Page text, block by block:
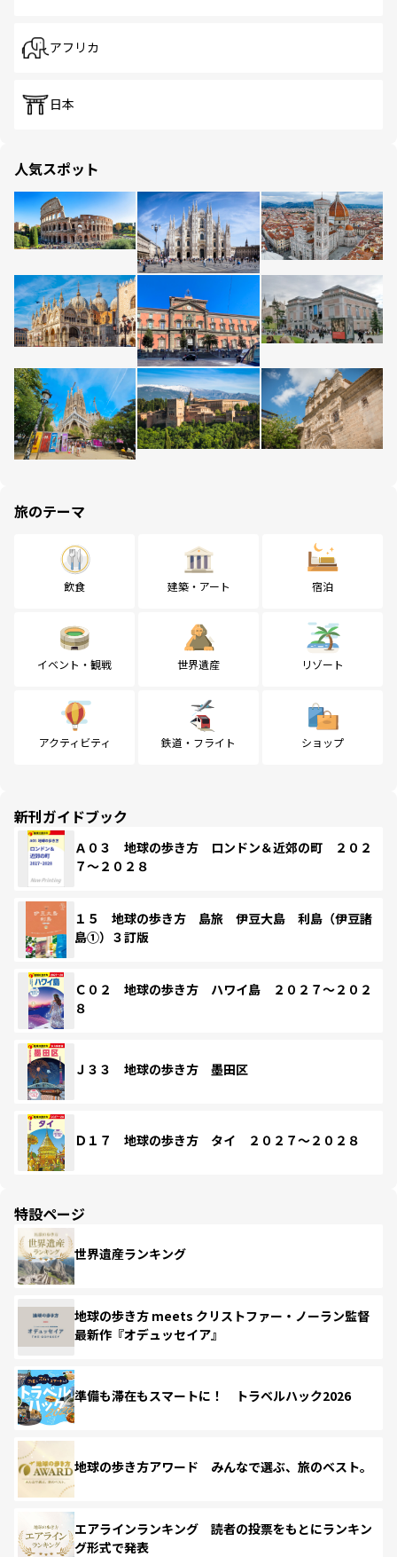
アフリカ
日本
人気スポット
旅のテーマ
飲食 建築・アート 宿泊
イベント・観戦 世界遺産 リゾート
アクティビティ 鉄道・フライト ショップ
新刊ガイドブック
Ａ０３ 地球の歩き方 ロンドン＆近郊の町 ２０２
７～２０２８
１５ 地球の歩き方 島旅 伊豆大島 利島（伊豆諸
島①）３訂版
Ｃ０２ 地球の歩き方 ハワイ島 ２０２７～２０２
８
Ｊ３３ 地球の歩き方 墨田区
Ｄ１７ 地球の歩き方 タイ ２０２７～２０２８
特設ページ
世界遺産ランキング
地球の歩き方 meets クリストファー・ノーラン監督
最新作『オデュッセイア』
準備も滞在もスマートに！ トラベルハック2026
地球の歩き方アワード みんなで選ぶ、旅のベスト。
エアラインランキング 読者の投票をもとにランキン
グ形式で発表